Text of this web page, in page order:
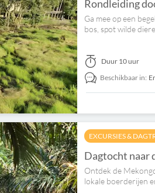
Rondleiding
Ga mee op een
bos, spot wilde
Duur 10 uur
Beschikbaar in:
EXCURSIES &
Dagtocht naar
Ontdek de
lokale boerderijen